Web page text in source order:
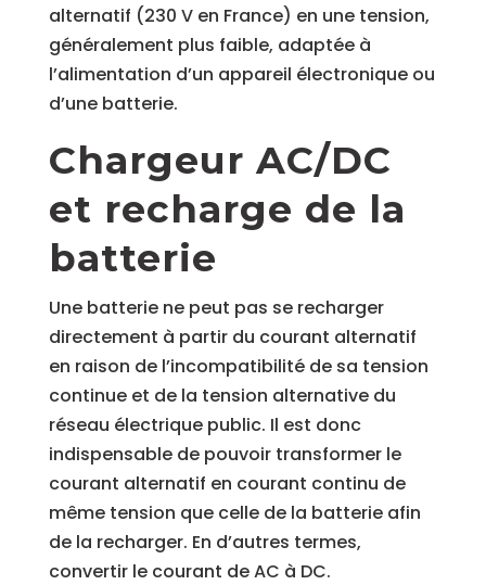
alternatif (230 V en France) en une tension,
généralement plus faible, adaptée à
l’alimentation d’un appareil électronique ou
d’une batterie.
Chargeur AC/DC
et recharge de la
batterie
Une batterie ne peut pas se recharger
directement à partir du courant alternatif
en raison de l’incompatibilité de sa tension
continue et de la tension alternative du
réseau électrique public. Il est donc
indispensable de pouvoir transformer le
courant alternatif en courant continu de
même tension que celle de la batterie afin
de la recharger. En d’autres termes,
convertir le courant de AC à DC.